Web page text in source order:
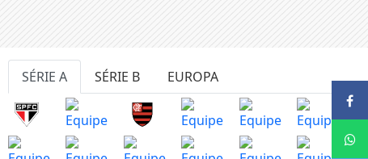
SÉRIE A SÉRIE B EUROPA